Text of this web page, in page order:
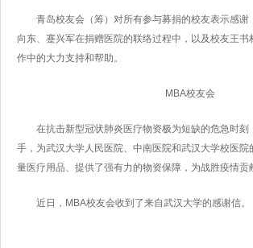
青岛校友会（筹）对所有参与募捐的校友表示感谢
向东、蹇兴军在捐赠医院的联络过程中，以及校友王书
作中的大力支持和帮助。
MBA校友会
在抗击新型冠状肺炎医疗物资极为短缺的危急时刻
手，为武汉大学人民医院、中南医院和武汉大学校医院
量医疗用品、提供了强有力的物资保障，为战胜疫情贡
近日，MBA校友会收到了来自武汉大学的感谢信。